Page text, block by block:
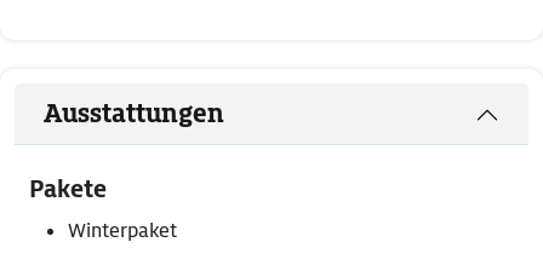
Ausstattungen
Pakete
Winterpaket